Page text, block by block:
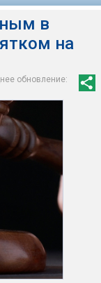
в
на
обновление: